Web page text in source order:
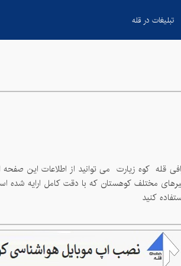
تبلیغات در قله
کوه زیارت می توانید از اطلاعات این